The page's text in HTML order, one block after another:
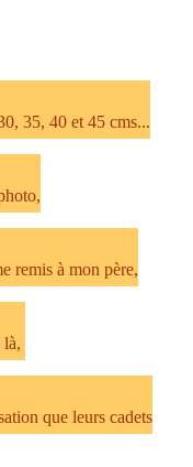
35, 40 et 45 cms...
remis à mon père,
là,
que leurs cadets